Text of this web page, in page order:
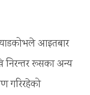
आइतबार
निरन्तर रूसका अन्य
गरिरहेको